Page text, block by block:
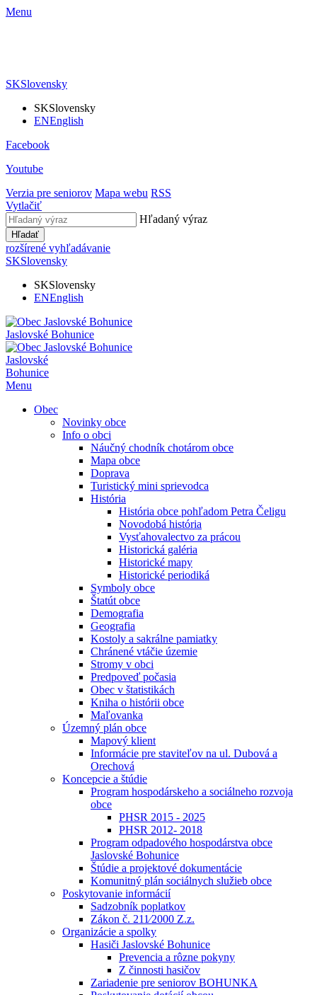
Menu
SKSlovensky
SKSlovensky
ENEnglish
Facebook
Youtube
Verzia pre seniorov Mapa webu RSS
Vytlačiť
Hľadaný výraz
Hľadať
rozšírené vyhľadávanie
SKSlovensky
SKSlovensky
ENEnglish
Jaslovské Bohunice
Jaslovské
Bohunice
Menu
Obec
Novinky obce
Info o obci
Náučný chodník chotárom obce
Mapa obce
Doprava
Turistický mini sprievodca
História
História obce pohľadom Petra Čeligu
Novodobá história
Vysťahovalectvo za prácou
Historická galéria
Historické mapy
Historické periodiká
Symboly obce
Štatút obce
Demografia
Geografia
Kostoly a sakrálne pamiatky
Chránené vtáčie územie
Stromy v obci
Predpoveď počasia
Obec v štatistikách
Kniha o histórii obce
Maľovanka
Územný plán obce
Mapový klient
Informácie pre staviteľov na ul. Dubová a
Orechová
Koncepcie a štúdie
Program hospodárskeho a sociálneho rozvoja
obce
PHSR 2015 - 2025
PHSR 2012- 2018
Program odpadového hospodárstva obce
Jaslovské Bohunice
Štúdie a projektové dokumentácie
Komunitný plán sociálnych služieb obce
Poskytovanie informácií
Sadzobník poplatkov
Zákon č. 211⁄2000 Z.z.
Organizácie a spolky
Hasiči Jaslovské Bohunice
Prevencia a rôzne pokyny
Z činnosti hasičov
Zariadenie pre seniorov BOHUNKA